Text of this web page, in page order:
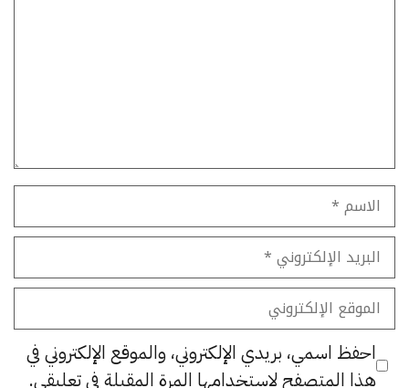
الاسم
البريد
الإلكتروني
الموقع
الإلكتروني
احفظ اسمي، بريدي الإلكتروني، والموقع الإلكتروني في
هذا المتصفح لاستخدامها المرة المقبلة في تعليقي.